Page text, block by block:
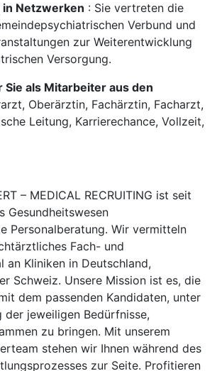
Netzwerken : Sie vertreten die
Verbund und
zur Weiterentwicklung
Versorgung.
als Mitarbeiter aus den
Oberärztin, Fachärztin, Facharzt,
Leitung, Karrierechance, Vollzeit,
– MEDICAL RECRUITING ist seit
Gesundheitswesen
Personalberatung. Wir vermitteln
Fach- und
an Kliniken in Deutschland,
Schweiz. Unsere Mission ist es, die
dem passenden Kandidaten, unter
der jeweiligen Bedürfnisse,
zu bringen. Mit unserem
stehen wir Ihnen während des
zur Seite. Profitieren